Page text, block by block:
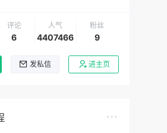
评论
6
人气
4407466
粉丝
9
发私信 进主页